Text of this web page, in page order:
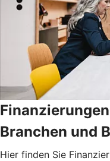
Branchen und
Hier finden Sie